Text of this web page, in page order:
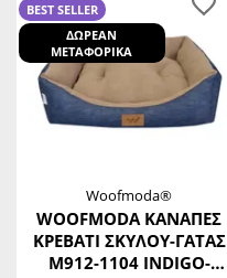
BEST SELLER
ΔΩΡΕΑΝ
ΜΕΤΑΦΟΡΙΚΑ
Woofmoda®
WOOFMODA ΚΑΝΑΠΕΣ
ΚΡΕΒΑΤΙ ΣΚΥΛΟΥ-ΓΑΤΑΣ
Μ912-1104 INDIGO-